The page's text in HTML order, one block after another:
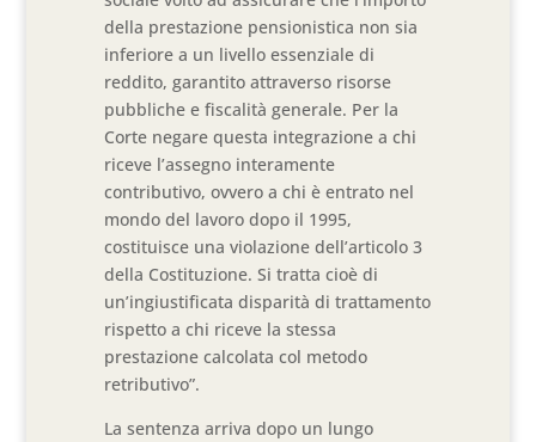
della prestazione pensionistica non sia
inferiore a un livello essenziale di
reddito, garantito attraverso risorse
pubbliche e fiscalità generale. Per la
Corte negare questa integrazione a chi
riceve l’assegno interamente
contributivo, ovvero a chi è entrato nel
mondo del lavoro dopo il 1995,
costituisce una violazione dell’articolo 3
della Costituzione. Si tratta cioè di
un’ingiustificata disparità di trattamento
rispetto a chi riceve la stessa
prestazione calcolata col metodo
retributivo”.
La sentenza arriva dopo un lungo